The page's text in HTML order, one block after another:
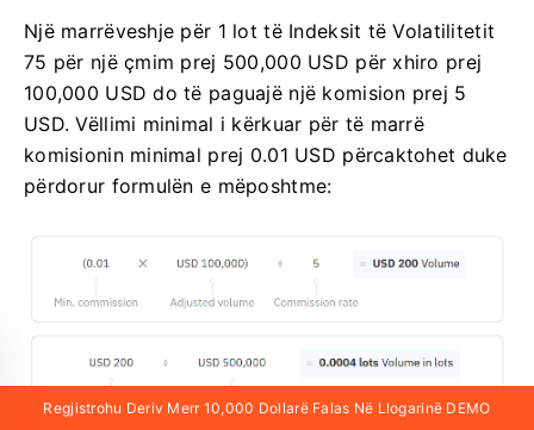
Një marrëveshje për 1 lot të Indeksit të Volatilitetit
75 për një çmim prej 500,000 USD për xhiro prej
100,000 USD do të paguajë një komision prej 5
USD. Vëllimi minimal i kërkuar për të marrë
komisionin minimal prej 0.01 USD përcaktohet duke
përdorur formulën e mëposhtme:
Regjistrohu Deriv Merr 10,000 Dollarë Falas Në Llogarinë DEMO